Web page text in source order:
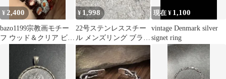
¥ 2,400
bazo1199宗教画モチー
フ ウッド＆クリア ビー
ズブレスレット
¥ 1,998
22号ステンレススチー
ル メンズリング ブラッ
クストーン オニキス 指
輪
現在 ¥ 1,100
vintage Denmark silver
signet ring